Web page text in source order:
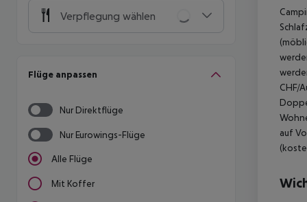
Verpflegung wählen
Flüge anpassen
Nur Direktflüge
Nur Eurowings-Flüge
Alle Flüge
Mit Koffer
CHF/
auf